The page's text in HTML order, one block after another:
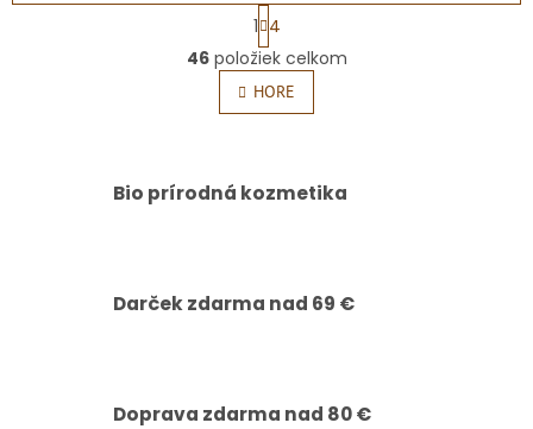
O
v
l
á
c
i
v
k
p
S
t
r
á
n
k
n
1 4
46položiek celkom
HORE
Bio prírodná kozmetika
Darček zdarma nad 69 €
Doprava zdarma nad 80 €